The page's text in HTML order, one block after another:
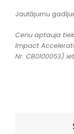
Jautājumu
Cenu aptauja
Impact
Nr. CB0100053)